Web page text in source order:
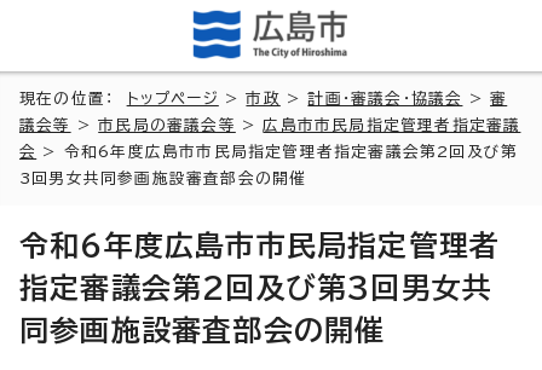
現在の位置： トップページ >市政 >計画・審議会・協議会 >審
議会等
>市民局の審議会等 >広島市市民局指定管理者指定審議
会
> 令和6年度広島市市民局指定管理者指定審議会第2回及び第
3回男女共同参画施設審査部会の開催
令和6年度広島市市民局指定管理者
指定審議会第2回及び第3回男女共
同参画施設審査部会の開催